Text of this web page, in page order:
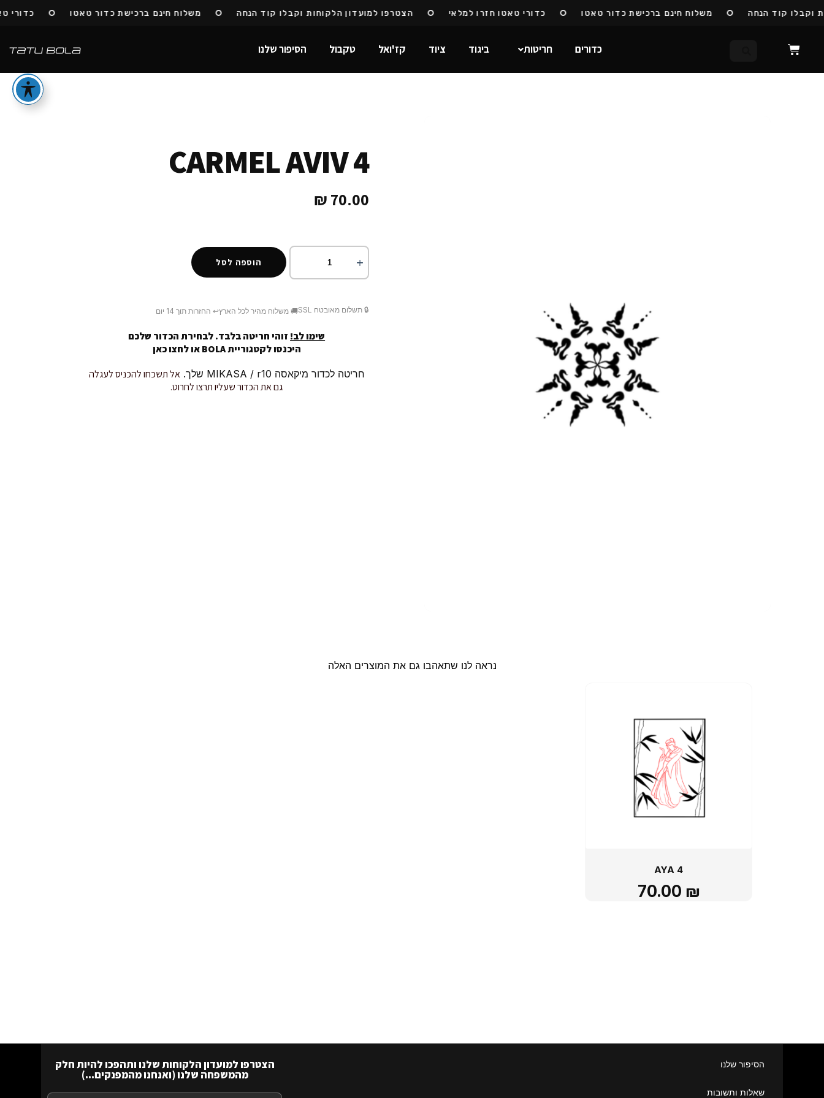
משלוח חינם ברכישת כדור טאטו כדורי קוד הנחה משלוח חינם ברכישת כדור טאטו כדורי טאטו חזרו למלאי הצטרפו למועדון הלקוחות וקבלו קוד הנחה
כדורים חריטות ביגוד ציוד קז'ואל טקבול הסיפור שלנו
CARMEL AVIV 4
70.00
₪
הוספה לסל
🔒 תשלום מאובטח SSL 🚚 משלוח מהיר לכל הארץ↩️ החזרות תוך 14 יום
שימו לב! זוהי חריטה בלבד. לבחירת הכדור שלכם
היכנסו לקטגוריית BOLA או
לחצו כאן
חריטה לכדור מיקאסה MIKASA / r10 שלך.
אל תשכחו להכניס לעגלה
גם את הכדור שעליו תרצו לחרוט.
נראה לנו שתאהבו גם את המוצרים האלה
AYA 4
70.00 ₪
הסיפור שלנו
שאלות ותשובות
הצטרפו למועדון הלקוחות שלנו ותהפכו להיות חלק
מהמשפחה שלנו (ואנחנו מהמפנקים...)